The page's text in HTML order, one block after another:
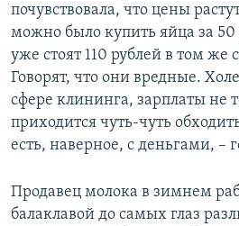
почувствовала, что цены
можно было купить яйца за 50
уже стоят 110 рублей в том же
Говорят, что они вредные.
сфере клининга, зарплаты не
приходится чуть-чуть
есть, наверное, с деньгами, –
Продавец молока в зимнем
балаклавой до самых глаз